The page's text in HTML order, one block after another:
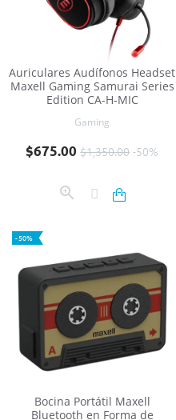
Auriculares Audífonos Headset
Maxell Gaming Samurai Series
Edition CA-H-MIC
Gaming
Precio base $1,350.00 -50%
Precio
$675.00
-50%
Bocina Portátil Maxell
Bluetooth en Forma de